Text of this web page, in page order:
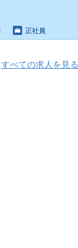
正社員
すべての求人を見る